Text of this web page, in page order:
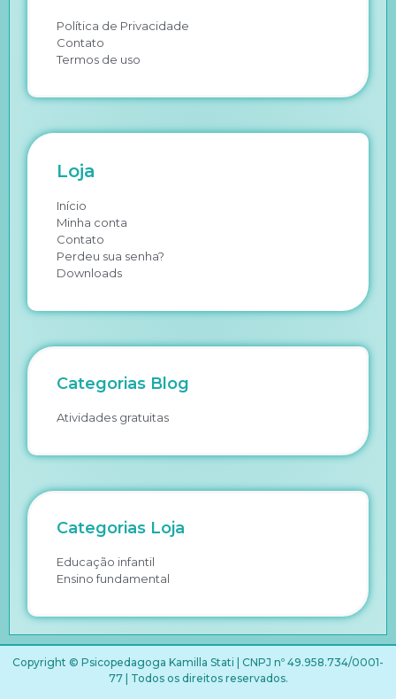
Política de Privacidade
Contato
Termos de uso
Loja
Início
Minha conta
Contato
Perdeu sua senha?
Downloads
Categorias Blog
Atividades gratuitas
Categorias Loja
Educação infantil
Ensino fundamental
Copyright © Psicopedagoga Kamilla Stati | CNPJ nº 49.958.734/0001-
77 | Todos os direitos reservados.